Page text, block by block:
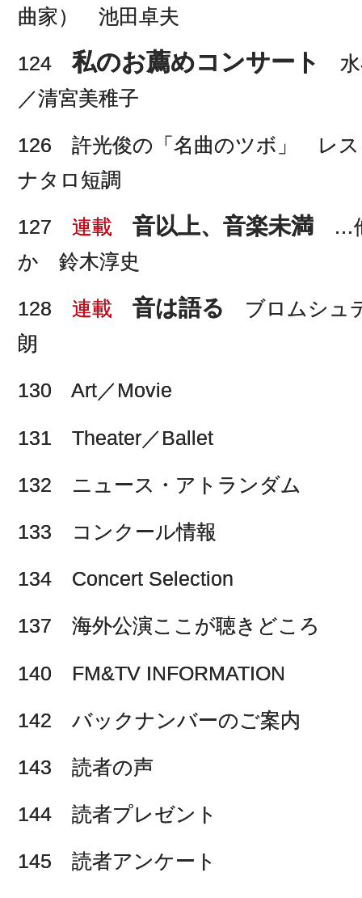
曲家） 池田卓夫
124私のお薦めコンサート
水
／清宮美稚子
126 許光俊の「名曲のツボ」 レス
ナタロ短調
127 連載 音以上、音楽未満 …
か 鈴木淳史
128 連載 音は語る
ブロムシュ
朗
130 Art／Movie
131 Theater／Ballet
132 ニュース・アトランダム
133 コンクール情報
134 Concert Selection
137 海外公演ここが聴きどころ
140 FM&TV INFORMATION
142 バックナンバーのご案内
143 読者の声
144 読者プレゼント
145 読者アンケート